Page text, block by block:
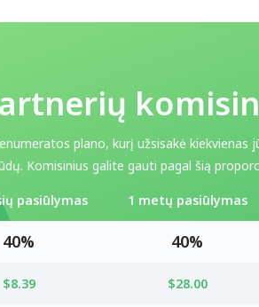
plano, kurį užsisakė kiekvienas
Komisinius galite gauti pagal šią
pasiūlymas 1 metų pasiūlymas
40% 40%
$8.39 $28.00